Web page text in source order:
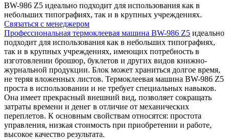
BW-986 Z5 идеально подходит для использования как в
небольших типографиях, так и в крупных учреждениях.
Связаться с менеджером
Профессиональная термоклеевая машина BW-986 Z5 идеально
подходит для использования как в небольших типографиях,
так и в крупных учреждениях, имеющих потребность в
изготовлении брошюр, буклетов и других видов книжно-
журнальной продукции. Блок может храниться долгое время,
не теряя вложенных листов. Термоклеевая машина BW-986 Z5
проста в использовании и не требует специальных навыков.
Она имеет прекрасный внешний вид, позволяет сокращать
затраты времени и денег в отличие от механических
переплетов. К основным свойствам относятся: простота
управления, низкая стоимость при приобретении и работе,
высокое качество результата.